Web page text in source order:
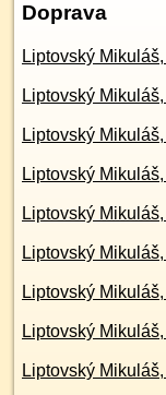
Doprava
Liptovský
Liptovský
Liptovský
Liptovský
Liptovský
Liptovský
Liptovský
Liptovský
Liptovský